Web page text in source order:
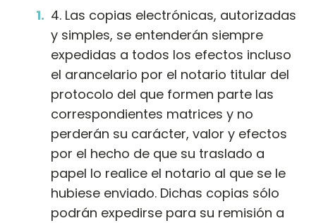
4. Las copias electrónicas, autorizadas
y simples, se entenderán siempre
expedidas a todos los efectos incluso
el arancelario por el notario titular del
protocolo del que formen parte las
correspondientes matrices y no
perderán su carácter, valor y efectos
por el hecho de que su traslado a
papel lo realice el notario al que se le
hubiese enviado. Dichas copias sólo
podrán expedirse para su remisión a